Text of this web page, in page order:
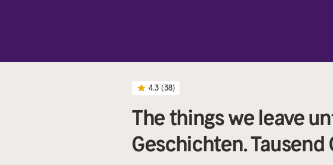
4.3 (38)
The things we leave
Geschichten.